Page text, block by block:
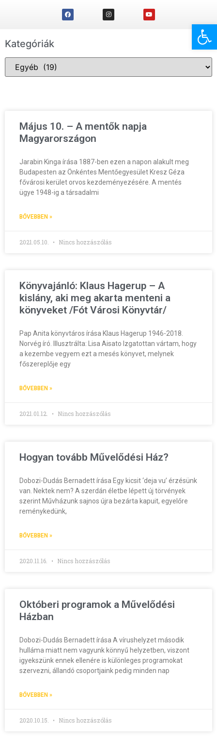
Kategóriák
Május 10. – A mentők napja
Magyarországon
Jarabin Kinga írása 1887-ben ezen a napon alakult meg
Budapesten az Önkéntes Mentőegyesület Kresz Géza
fővárosi kerület orvos kezdeményezésére. A mentés
ügye 1948-ig a társadalmi
BŐVEBBEN »
2021.05.10. Nincs hozzászólás
Könyvajánló: Klaus Hagerup – A
kislány, aki meg akarta menteni a
könyveket /Fót Városi Könyvtár/
Pap Anita könyvtáros írása Klaus Hagerup 1946-2018.
Norvég író. Illusztrálta: Lisa Aisato Izgatottan vártam, hogy
a kezembe vegyem ezt a mesés könyvet, melynek
főszereplője egy
BŐVEBBEN »
2021.01.12. Nincs hozzászólás
Hogyan tovább Művelődési Ház?
Dobozi-Dudás Bernadett írása Egy kicsit ‘deja vu’ érzésünk
van. Nektek nem? A szerdán életbe lépett új törvények
szerint Művházunk sajnos újra bezárta kapuit, egyelőre
reménykedünk,
BŐVEBBEN »
2020.11.16. Nincs hozzászólás
Októberi programok a Művelődési
Házban
Dobozi-Dudás Bernadett írása A vírushelyzet második
hulláma miatt nem vagyunk könnyű helyzetben, viszont
igyekszünk ennek ellenére is különleges programokat
szervezni, állandó csoportjaink pedig minden nap
BŐVEBBEN »
2020.10.15. Nincs hozzászólás